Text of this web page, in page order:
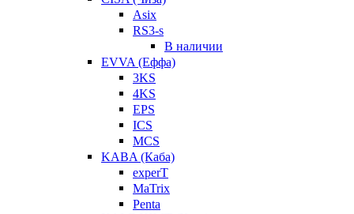
Asix
RS3-s
В наличии
EVVA (Еффа)
3KS
4KS
EPS
ICS
MCS
KABA (Каба)
experT
MaTrix
Penta